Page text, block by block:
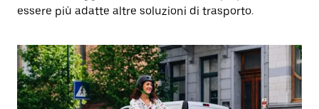
essere più adatte altre soluzioni di trasporto.